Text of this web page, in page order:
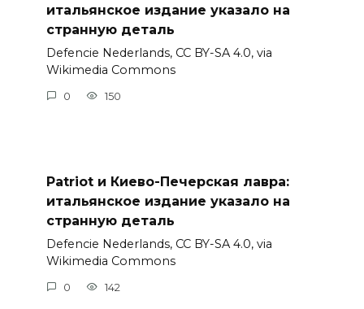
итальянское издание указало на
странную деталь
Defencie Nederlands, CC BY-SA 4.0, via
Wikimedia Commons
0 150
Patriot и Киево-Печерская лавра:
итальянское издание указало на
странную деталь
Defencie Nederlands, CC BY-SA 4.0, via
Wikimedia Commons
0 142